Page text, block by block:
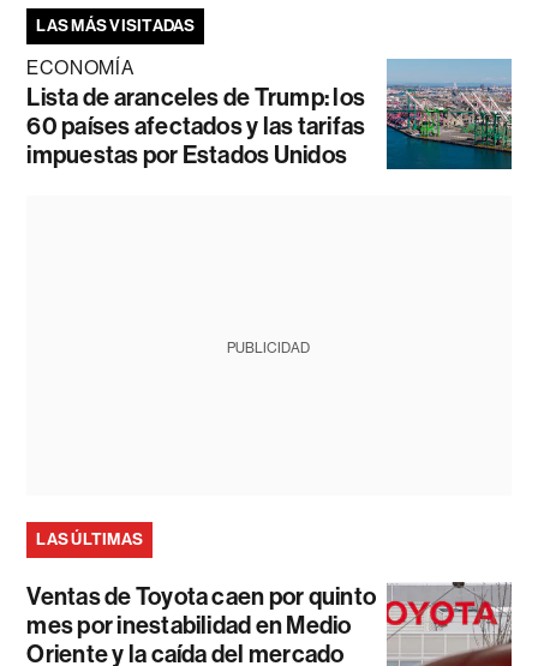
LAS MÁS VISITADAS
ECONOMÍA
Lista de aranceles de Trump: los
60 países afectados y las tarifas
impuestas por Estados Unidos
PUBLICIDAD
LAS ÚLTIMAS
Ventas de Toyota caen por quinto
mes por inestabilidad en Medio
Oriente y la caída del mercado